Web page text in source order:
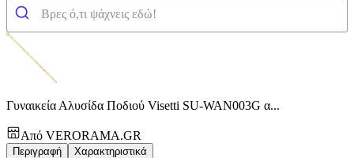
Γυναικεία Αλυσίδα Ποδιού Visetti SU-WAN003G α...
Από VERORAMA.GR
Περιγραφή Χαρακτηριστικά